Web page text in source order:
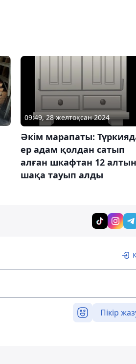
09:49, 28 желтоқсан 2024
Әкім марапаты:
ер адам қолдан сатып
алған шкафтан 12 алтын
шақа тауып алды
Пікір